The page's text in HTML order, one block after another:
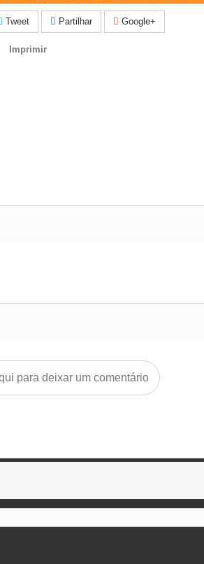
Tweet Partilhar Google+
Imprimir
para deixar um comentário